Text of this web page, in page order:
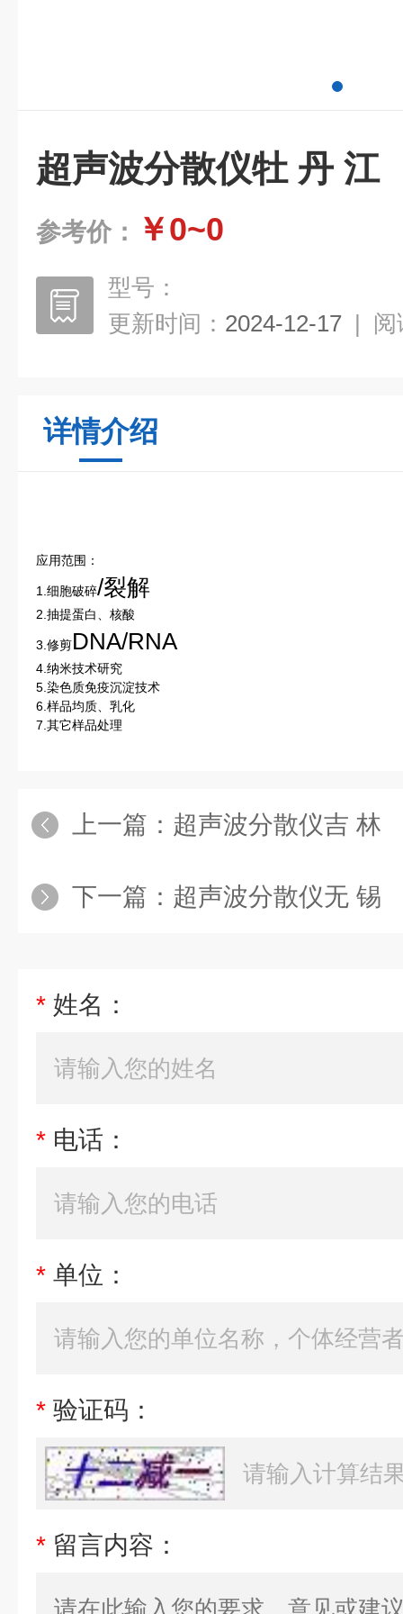
超声波分散仪牡 丹 江
参考价： ￥0~0
型号：
更新时间： 2024-12-17 | 阅
详情介绍
应用范围：
1.细胞破碎/裂解
2.抽提蛋白、核酸
3.修剪DNA/RNA
4.纳米技术研究
5.染色质免疫沉淀技术
6.样品均质、乳化
7.其它样品处理
上一篇： 超声波分散仪吉 林
下一篇： 超声波分散仪无 锡
* 姓名：
* 电话：
* 单位：
* 验证码：
* 留言内容：